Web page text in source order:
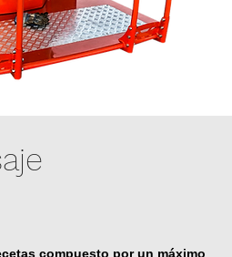
compuesto por un máximo